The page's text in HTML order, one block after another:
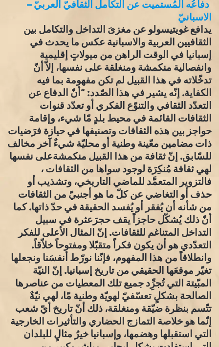
دفاعُه المُستميت عن التكامل الثقافيّ العربيّ –
الاسبانيّ
يدافع غويتيسولو عن مغزىَ التداخل والتكامل بين
الثقافيين العربية والاسبانية عكس ما يحدث في
إسبانيا في الوقت الراهن من ميولاتٍ إقليمية
وانفصالية منكمشة ومنغلقة على نفسها، إلاّ أنّ
تدخّلاته في هذا القبيل لم تكن مفهومة بما فيه
الكفاية. إنّه يشير في هذا الصّدد: “أنّ الدفاع عن
التعدّد الثقافي والتنوّع الفكري أو تعدّد قنوات
الثقافات القائمة في محيط بلدٍ مّا شيء، وإقامة
حواجز بين هذه الثقافات وتصنيفها في حيازة فرَضيات
ذات مضامين معّينة وطنية أو محليّة شيءٌ آخر مخالف
للسّابق. إنّ ثقافة من هذا القبيل منكمشةعلى نفسها
لهي ثقافة مُنكِرَة لوجود سواها من الثقافات ،
فالتزوير المتعمَّد للماضي التاريخي، وتشذيب أو
حذف أو التغاضي عن كلّ ما هو أجنبيّ من الثقافات
من شأنه أن يُفقر أو يُفسد الحقيقة في حدّ ذاتها. كما
أنّ ذلك يُشكّل حاجزاً يقف حجرَعثرة في سبيل
التداخل المتناغم للثقافات. إنّ المثال الأعلى للفكر
التعدّدي هو أن يكون فكراًً متقبّلا ومفتوحاً خلاّقاً.
وانطلاقاً من هذا المفهوم، فإنّنا نورّط أنفسَنا ونجعلها
تغيّر موقعَها الحقيقي من تاريخ إسبانيا. إنّ النيّة
المبّيتة التي تُجرِِّد جميع تلك المعطيات من عناصرها
الصالحة بشكلٍ تعسّفيّ لهويّة وطنية مّا، لهي نيّةٌ
تتّسم بنظرة ضيّقة ومنغلقة، ذلك أنّ تاريخ أيّ شعب
إنّما هو خلاصة التمازج الحضاري والتأثيرات الخارجية
التي استقبلها وهضمها، وإسبانيا خيرُ مثالٍ للبلدان